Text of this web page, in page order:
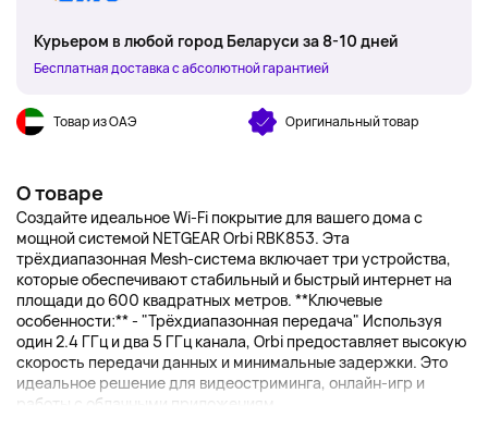
Курьером в любой город Беларуси за 8-10 дней
Бесплатная доставка с абсолютной гарантией
Товар из ОАЭ Оригинальный товар
О товаре
Создайте идеальное Wi-Fi покрытие для вашего дома с
мощной системой NETGEAR Orbi RBK853. Эта
трёхдиапазонная Mesh-система включает три устройства,
которые обеспечивают стабильный и быстрый интернет на
площади до 600 квадратных метров. **Ключевые
особенности:** - "Трёхдиапазонная передача" Используя
один 2.4 ГГц и два 5 ГГц канала, Orbi предоставляет высокую
скорость передачи данных и минимальные задержки. Это
идеальное решение для видеостриминга, онлайн-игр и
работы с облачными приложениям...